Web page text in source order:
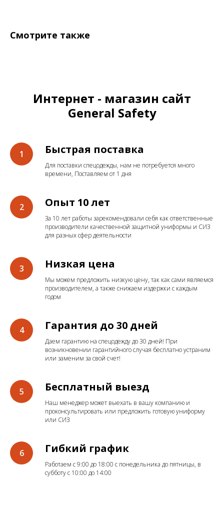
Смотрите также
Интернет - магазин сайт
General Safety
Быстрая поставка
Для поставки спецодежды, нам не потребуется много
времени, Поставляем от 1 дня
Опыт 10 лет
За 10 лет работы зарекомендовали себя как ответственные
производители качественной защитной униформы и СИЗ
для разных сфер деятельности
Низкая цена
Мы можем предложить низкую цену, так как сами являемся
производителем, а также снижаем издержки с каждым
годом
Гарантия до 30 дней
Даем гарантию на спецодежду до 30 дней! При
возникновении гарантийного случая бесплатно устраним
или заменим за свой счет!
Бесплатный выезд
Наш менеджер может выехать в вашу компанию и
проконсультировать или предложить готовую униформу
или СИЗ
Гибкий график
Работаем с 9:00 до 18:00 с понедельника до пятницы, в
субботу с 10:00 до 14:00